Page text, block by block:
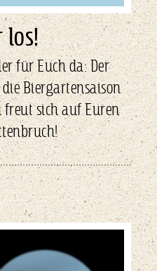
los!
für Euch da: Der
Biergartensaison
freut sich auf Euren